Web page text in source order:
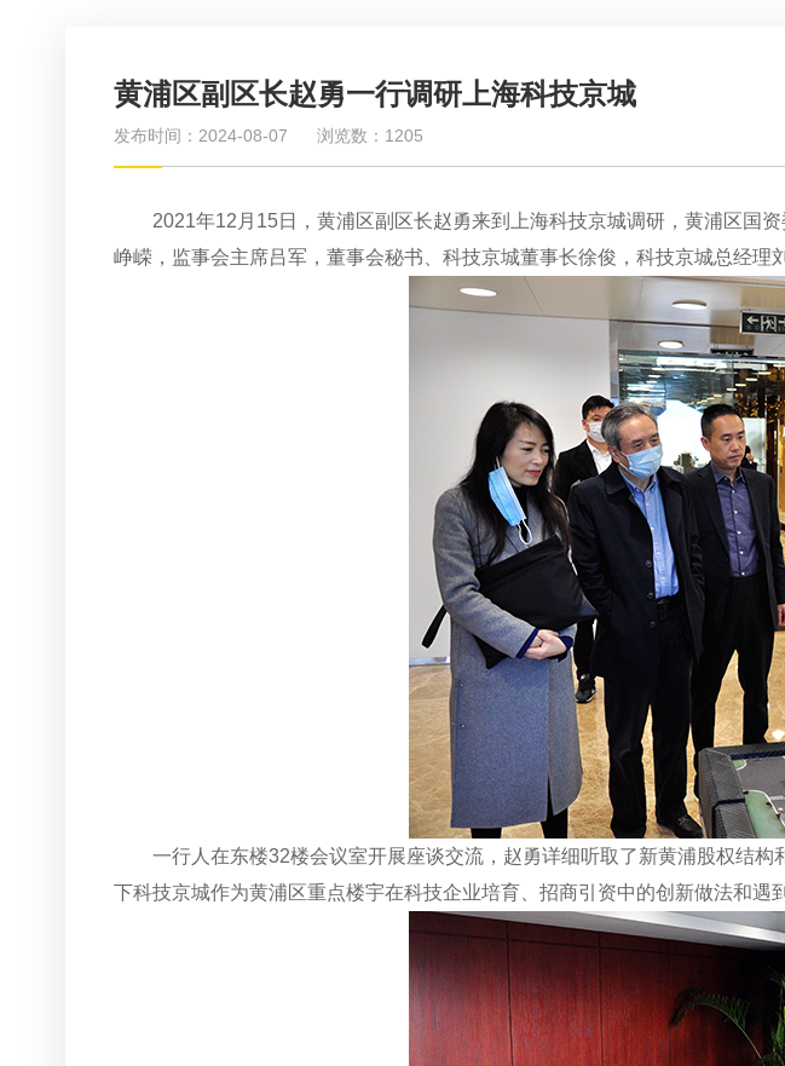
黄浦区副区长赵勇一行调研上海科技京城
发布时间：2024-08-07
浏览数：1205
2021年12月15日，黄浦区副区长赵勇来到上海科技京城调研，黄浦区国
峥嵘，监事会主席吕军，董事会秘书、科技京城董事长徐俊，科技京城总经理
一行人在东楼32楼会议室开展座谈交流，赵勇详细听取了新黄浦股权结
下科技京城作为黄浦区重点楼宇在科技企业培育、招商引资中的创新做法和遇